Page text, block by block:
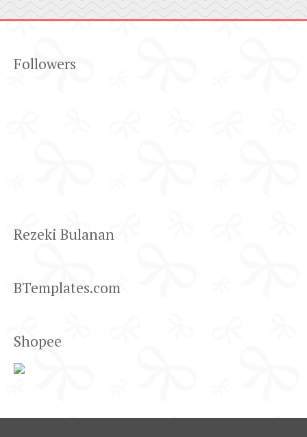
Followers
Rezeki Bulanan
BTemplates.com
Shopee